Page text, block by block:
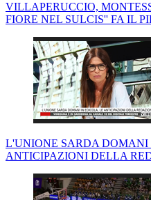
VILLAPERUCCIO,
FIORE NEL SULCIS'' FA IL
L'UNIONE SARDA
ANTICIPAZIONI DELLA